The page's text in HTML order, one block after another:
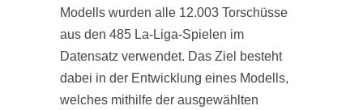
Modells wurden alle 12.003 Torschüsse
aus den 485 La-Liga-Spielen im
Datensatz verwendet. Das Ziel besteht
dabei in der Entwicklung eines Modells,
welches mithilfe der ausgewählten